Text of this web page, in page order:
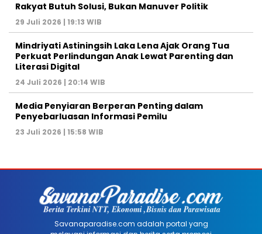
Rakyat Butuh Solusi, Bukan Manuver Politik
29 Juli 2026 | 19:13 WIB
Mindriyati Astiningsih Laka Lena Ajak Orang Tua
Perkuat Perlindungan Anak Lewat Parenting dan
Literasi Digital
24 Juli 2026 | 20:14 WIB
Media Penyiaran Berperan Penting dalam
Penyebarluasan Informasi Pemilu
23 Juli 2026 | 15:58 WIB
Savanaparadise.com adalah portal yang